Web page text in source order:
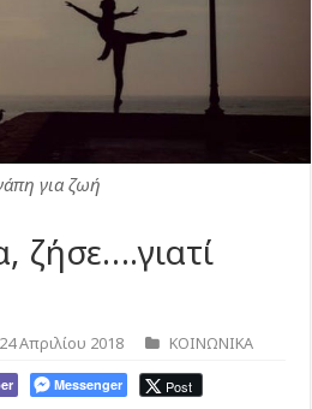
για ζωή
ζήσε….γιατί
24 Απριλίου 2018 ΚΟΙΝΩΝΙΚΑ
Messenger Post